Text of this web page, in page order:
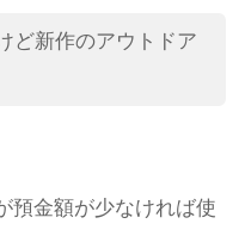
ど新作のアウトドア
預金額が少なければ使